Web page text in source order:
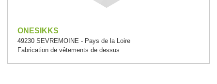
ONESIKKS
49230 SEVREMOINE - Pays de la Loire
Fabrication de vêtements de dessus